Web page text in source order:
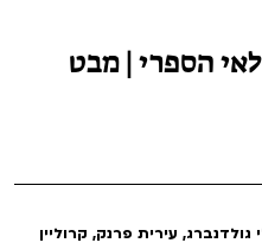
הספרי | מבט
עירית פרנק, קרוליין